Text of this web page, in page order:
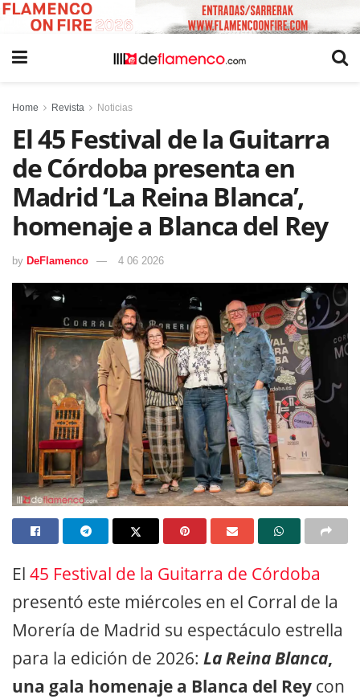
Home Revista Noticias
El 45 Festival de la Guitarra
de Córdoba presenta en
Madrid ‘La Reina Blanca’,
homenaje a Blanca del Rey
by DeFlamenco 4 06 2026
El 45 Festival de la Guitarra de Córdoba
presentó este miércoles en el Corral de la
Morería de Madrid su espectáculo estrella
para la edición de 2026: La Reina Blanca,
una gala homenaje a Blanca del Rey con